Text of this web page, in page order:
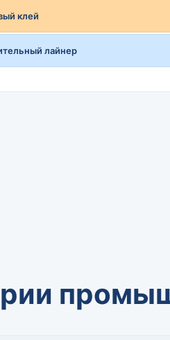
клей
лайнер